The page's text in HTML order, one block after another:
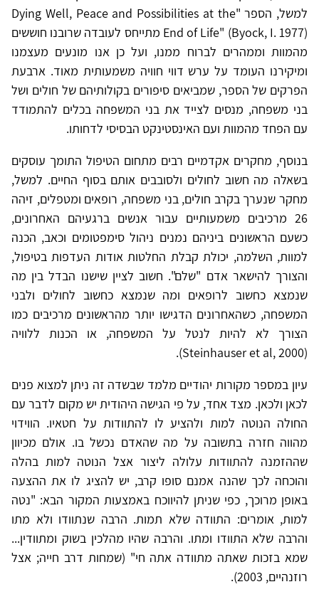
למשל, הספר "Dying Well, Peace and Possibilities at the
End of Life" (Byock, I. 1977
) מתייחס לעובדה שרובנו חוששים
מהמוות וממהרים לברוח ממנו, ועל כן אנו מונעים מעצמנו
ומיקירנו העומד על ערש דווי חוויה משמעותית מאוד. ארבעת
הפרקים של הספר, שמביאים סיפורים בקולותיהם של חולים ושל
בני משפחה, מנסים לצייד את בני המשפחה בכלים להתמודד
עם הפחד מהמוות ועם האינסטינקט הבסיסי לדחותו.
בנוסף, מחקרים אקדמיים רבים מתחום הטיפול התומך עוסקים
בשאלה מה חשוב לחולים ולסובבים אותם בסוף החיים. למשל,
מחקר שנערך בקרב חולים, בני משפחה, רופאים ומטפלים, זיהה
26 מרכיבים משמעותיים עבור אנשים ברגעיהם האחרונים,
כשעם הראשונים ביניהם נמנים ניהול סימפטומים וכאב, הכנה
למוות, השלמה, יכולת קבלת החלטות אודות העדפות בטיפול,
והצורך להישאר אדם "שלם". חשוב לציין שישנו הבדל בין מה
שנמצא כחשוב לרופאים ומה שנמצא כחשוב לחולים ולבני
המשפחה, כשהאחרונים הדגישו יותר מהראשונים מרכיבים כמו
הצורך לא להיות לנטל על המשפחה, או הכנות ללוויה
(
Steinhauser et al, 2000
).
עיון במספר מקורות יהודיים מלמד שבשדה זה ניתן למצוא פנים
לכאן ולכאן. מצד אחד, על פי הגישה היהודית יש מקום לדבר עם
החולה הנוטה למות ולהציע לו להתוודות על חטאיו. הווידוי
מהווה חזרה בתשובה על מה שהאדם נכשל בו. אולם מכיוון
שההזמנה להתוודות עלולה ליצור אצל הנוטה למות בהלה
והוכחה לכך שהנה אמנם סופו קרב, יש להציג לו את ההצעה
באופן מרוכך, כפי שניתן להיווכח באמצעות המקור הבא: "נטה
למות, אומרים: התוודה שלא תמות. הרבה שנתוודו ולא מתו
והרבה שלא התוודו ומתו. והרבה שהיו מהלכין בשוק ומתוודין...
שמא בזכות שאתה מתוודה אתה חי" (שמחות דרב חייה; אצל
רוזנהיים, 2003).